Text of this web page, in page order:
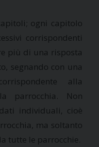
ogni capitolo
corrispondenti
più di una risposta
segnando con una
alla
parrocchia. Non
individuali, cioè
ma soltanto
tutte le parrocchie.